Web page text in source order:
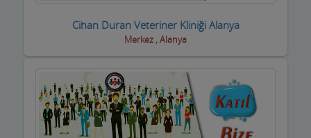
Kozmetik Firmaları
Kreş ve Bakımevleri
Kuaför Salonları
Kuran Kursu
Kurs Eğitim Hizmetleri
Cihan Duran Veteriner Kliniği Alanya
Merkez , Alanya